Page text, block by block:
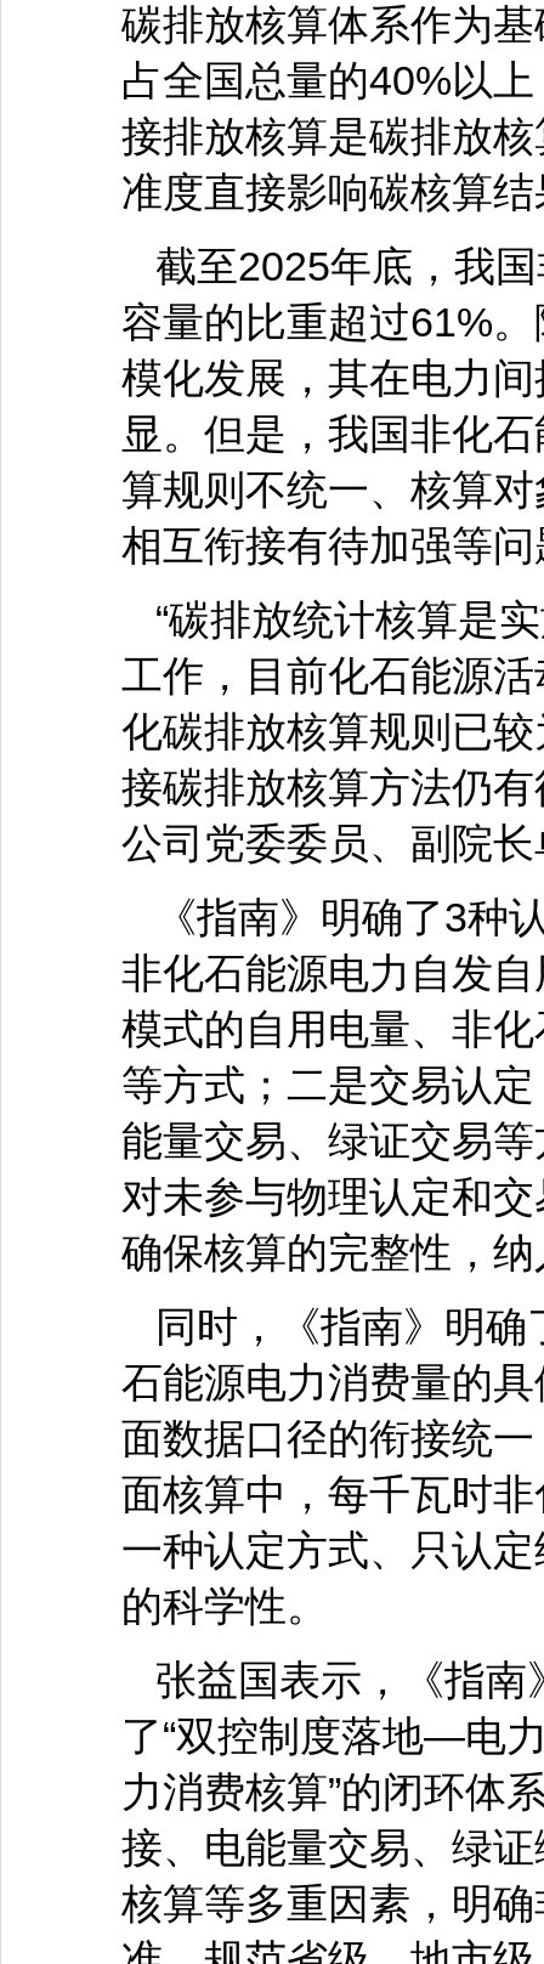
碳排放核算体系作为
占全国总量的40%以
接排放核算是碳排放
准度直接影响碳核算
截至2025年底，我
容量的比重超过61%
模化发展，其在电力
显。但是，我国非化
算规则不统一、核算
相互衔接有待加强等
“碳排放统计核算是
工作，目前化石能源
化碳排放核算规则已
接碳排放核算方法仍
公司党委委员、副院
《指南》明确了3种
非化石能源电力自发
模式的自用电量、非
等方式；二是交易认
能量交易、绿证交易
对未参与物理认定和
确保核算的完整性，
同时，《指南》明
石能源电力消费量的
面数据口径的衔接统
面核算中，每千瓦时
一种认定方式、只认
的科学性。
张益国表示，《指
了“双控制度落地—电
力消费核算”的闭环体
接、电能量交易、绿
核算等多重因素，明